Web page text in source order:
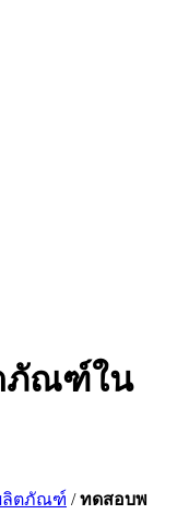
ภัณฑ์ใน
ลิตภัณฑ์ /ทดสอบพ